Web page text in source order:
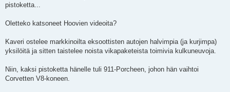
t
pistoketta...
Oletteko katsoneet Hoovien videoita?
Kaveri ostelee markkinoilta eksoottisten autojen halvimpia (ja kurjimpa)
yksilöitä ja sitten taistelee noista vikapaketeista toimivia kulkuneuvoja.
Niin, kaksi pistoketta hänelle tuli 911-Porcheen, johon hän vaihtoi
Corvetten V8-koneen.